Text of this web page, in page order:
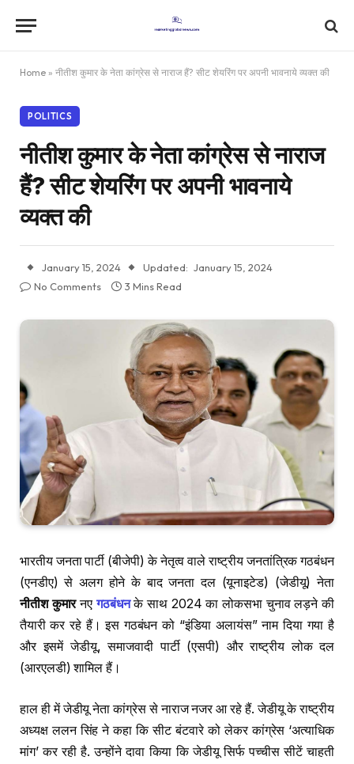
Home » नीतीश कुमार के नेता कांग्रेस से नाराज हैं? सीट शेयरिंग पर अपनी भावनाये व्यक्त की
POLITICS
नीतीश कुमार के नेता कांग्रेस से नाराज
हैं? सीट शेयरिंग पर अपनी भावनाये
व्यक्त की
January 15, 2024 Updated: January 15, 2024
No Comments
3 Mins Read
भारतीय जनता पार्टी (बीजेपी) के नेतृत्व वाले राष्ट्रीय जनतांत्रिक गठबंधन
(एनडीए) से अलग होने के बाद जनता दल (यूनाइटेड) (जेडीयू) नेता
नीतीश कुमारनएगठबंधनके साथ 2024 का लोकसभा चुनाव लड़ने की
तैयारी कर रहे हैं। इस गठबंधन को “इंडिया अलायंस” नाम दिया गया है
और इसमें जेडीयू, समाजवादी पार्टी (एसपी) और राष्ट्रीय लोक दल
(आरएलडी) शामिल हैं।
हाल ही में जेडीयू नेता कांग्रेस से नाराज नजर आ रहे हैं. जेडीयू के राष्ट्रीय
अध्यक्ष ललन सिंह ने कहा कि सीट बंटवारे को लेकर कांग्रेस ‘अत्याधिक
मांग’ कर रही है. उन्होंने दावा किया कि जेडीयू सिर्फ पच्चीस सीटें चाहती